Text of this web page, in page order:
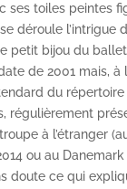
ses toiles peintes
déroule l’intrigue
petit bijou du
de 2001 mais, à
du
régulièrement
à l’étranger
ou au
doute ce qui